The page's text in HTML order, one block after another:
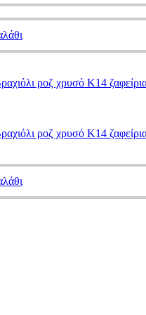
ροζ χρυσό Κ14
ροζ χρυσό Κ14